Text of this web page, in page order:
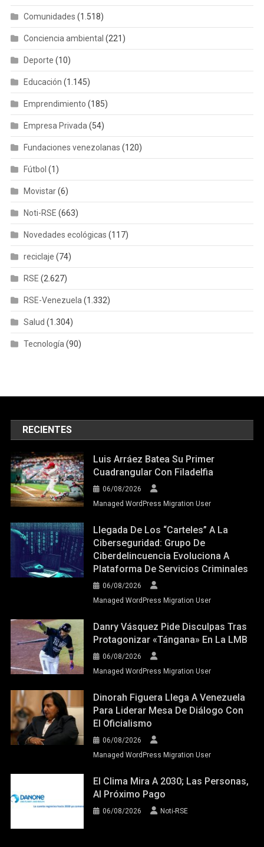
Comunidades (1.518)
Conciencia ambiental (221)
Deporte (10)
Educación (1.145)
Emprendimiento (185)
Empresa Privada (54)
Fundaciones venezolanas (120)
Fútbol (1)
Movistar(6)
Noti-RSE (663)
Novedades ecológicas (117)
reciclaje (74)
RSE (2.627)
RSE-Venezuela (1.332)
Salud (1.304)
Tecnología (90)
RECIENTES
Luis Arráez Batea Su Primer
Cuadrangular Con Filadelfia
06/08/2026
Managed WordPress Migration User
Llegada De Los “carteles” A La
Ciberseguridad: Grupo De
Ciberdelincuencia Evoluciona A
Plataforma De Servicios Criminales
06/08/2026
Managed WordPress Migration User
Danry Vásquez Pide Disculpas Tras
Protagonizar «tángana» En La LMB
06/08/2026
Managed WordPress Migration User
Dinorah Figuera Llega A Venezuela
Para Liderar Mesa De Diálogo Con
El Oficialismo
06/08/2026
Managed WordPress Migration User
El Clima Mira A 2030; Las Personas,
Al Próximo Pago
06/08/2026 Noti-RSE